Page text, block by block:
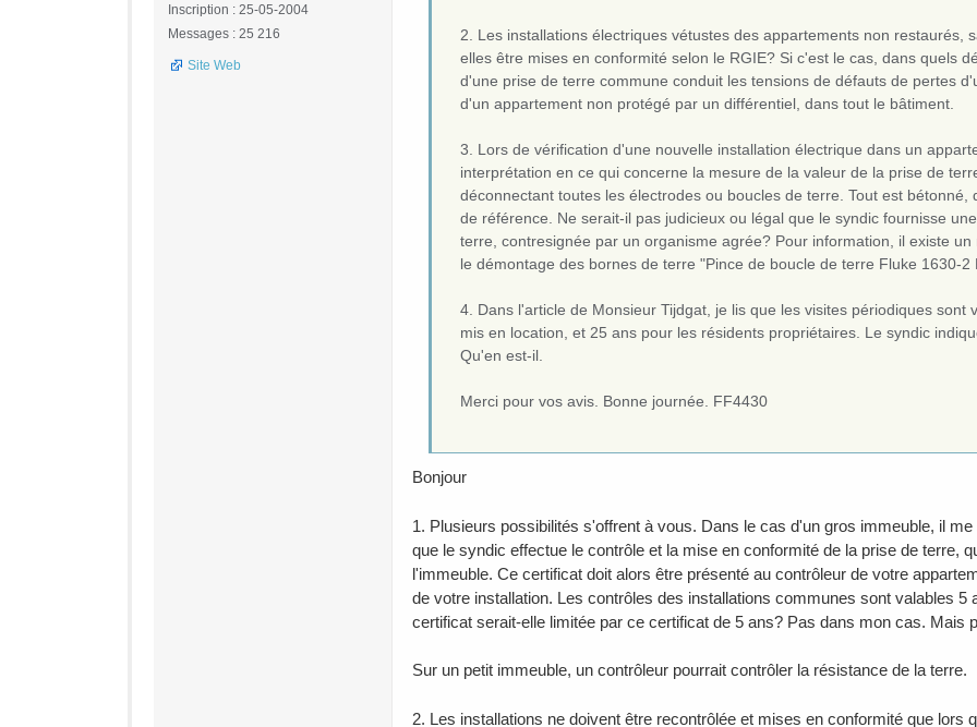
Inscription : 25-05-2004
Messages : 25 216
Site Web
2. Les installations électriques vétustes des appartements non restaurés,
elles être mises en conformité selon le RGIE? Si c'est le cas, dans quels
d'une prise de terre commune conduit les tensions de défauts de pertes
d'un appartement non protégé par un différentiel, dans tout le bâtiment.
3. Lors de vérification d'une nouvelle installation électrique dans un
interprétation en ce qui concerne la mesure de la valeur de la prise de
déconnectant toutes les électrodes ou boucles de terre. Tout est
de référence. Ne serait-il pas judicieux ou légal que le syndic fournisse
terre, contresignée par un organisme agrée? Pour information, il existe
le démontage des bornes de terre "Pince de boucle de terre Fluke 1630-2
4. Dans l'article de Monsieur Tijdgat, je lis que les visites périodiques sont
mis en location, et 25 ans pour les résidents propriétaires. Le syndic
Qu'en est-il.
Merci pour vos avis. Bonne journée. FF4430
Bonjour
1. Plusieurs possibilités s'offrent à vous. Dans le cas d'un gros immeuble, il
que le syndic effectue le contrôle et la mise en conformité de la prise de terre,
l'immeuble. Ce certificat doit alors être présenté au contrôleur de votre
de votre installation. Les contrôles des installations communes sont valables 5
certificat serait-elle limitée par ce certificat de 5 ans? Pas dans mon cas. Mais
Sur un petit immeuble, un contrôleur pourrait contrôler la résistance de la terre.
2. Les installations ne doivent être recontrôlée et mises en conformité que lors